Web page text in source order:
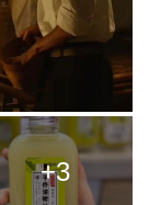
+3